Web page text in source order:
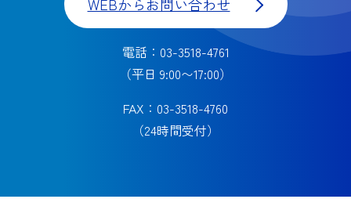
電話：03-3518-4761
（平日 9:00〜17:00）
FAX：03-3518-4760
（24時間受付）